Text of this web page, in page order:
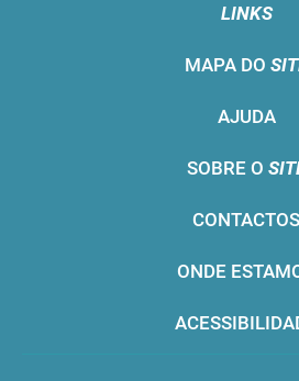
LINKS
MAPA DO
AJUDA
SOBRE O
CONTACTOS
ONDE